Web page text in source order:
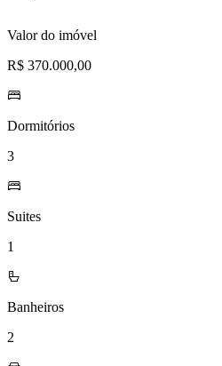
Valor do imóvel
R$ 370.000,00
Dormitórios
3
Suites
1
Banheiros
2